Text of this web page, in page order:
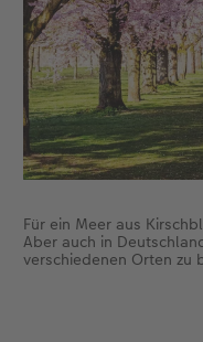
Für ein Meer aus
Aber auch in
verschiedenen Orten zu